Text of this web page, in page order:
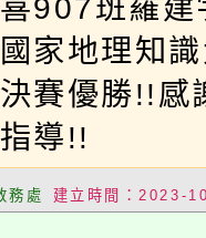
!!
907班羅
家地理知
賽優勝!!感
導!!
務處 建立時間：2023-